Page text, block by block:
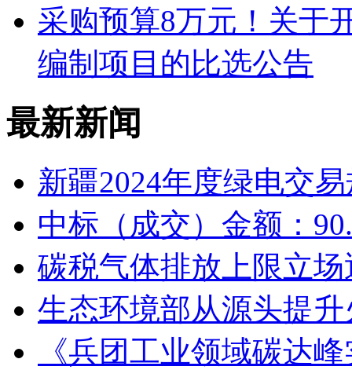
采购预算8万元！关于
编制项目的比选公告
最新新闻
新疆2024年度绿电交
中标（成交）金额：
碳税气体排放上限立
生态环境部从源头提
《兵团工业领域碳达